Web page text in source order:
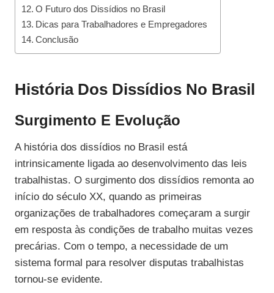
O Futuro dos Dissídios no Brasil
Dicas para Trabalhadores e Empregadores
Conclusão
História Dos Dissídios No Brasil
Surgimento E Evolução
A história dos dissídios no Brasil está
intrinsicamente ligada ao desenvolvimento das leis
trabalhistas. O surgimento dos dissídios remonta ao
início do século XX, quando as primeiras
organizações de trabalhadores começaram a surgir
em resposta às condições de trabalho muitas vezes
precárias. Com o tempo, a necessidade de um
sistema formal para resolver disputas trabalhistas
tornou-se evidente.